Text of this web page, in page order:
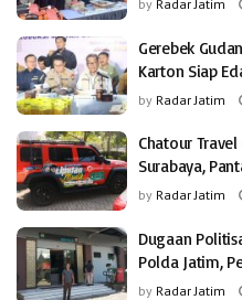
by Radar Jatim
Gerebek
Karton Siap
by Radar Jatim
Chatour
Surabaya,
by Radar Jatim
Dugaan
Polda Jatim,
by Radar Jatim